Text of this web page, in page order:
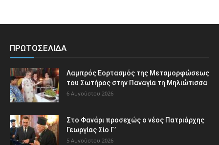
ΠΡΩΤΟΣΕΛΙΔΑ
Λαμπρός Εορτασμός της Μεταμορφώσεως
του Σωτήρος στην Παναγία τη Μηλιώτισσα
6 Αυγούστου 2026
Στο Φανάρι προσεχώς ο νέος Πατριάρχης
Γεωργίας Σίο Γ’
5 Αυγούστου 2026